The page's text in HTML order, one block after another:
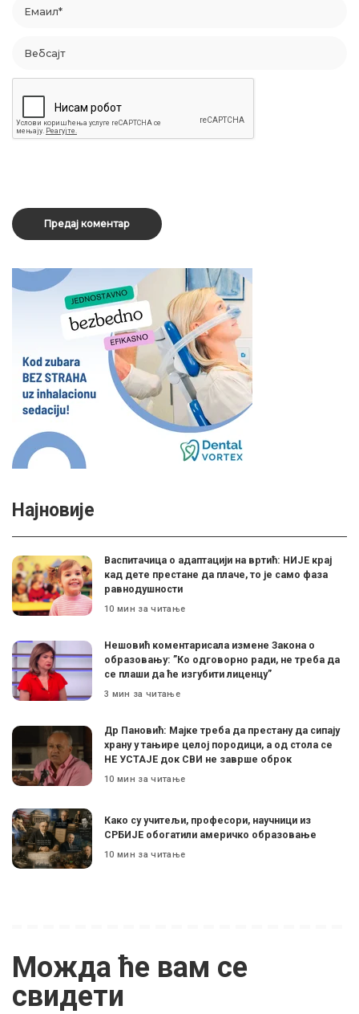
Најновије
Васпитачица о адаптацији на вртић: НИЈЕ крај
кад дете престане да плаче, то је само фаза
равнодушности
10 мин за читање
Нешовић коментарисала измене Закона о
образовању: ”Ко одговорно ради, не треба да
се плаши да ће изгубити лиценцу”
3 мин за читање
Др Пановић: Мајке треба да престану да сипају
храну у тањире целој породици, а од стола се
НЕ УСТАЈЕ док СВИ не заврше оброк
10 мин за читање
Како су учитељи, професори, научници из
СРБИЈЕ обогатили америчко образовање
10 мин за читање
Можда ће вам се
свидети